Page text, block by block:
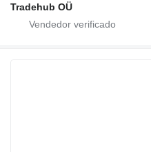
Tradehub OÜ